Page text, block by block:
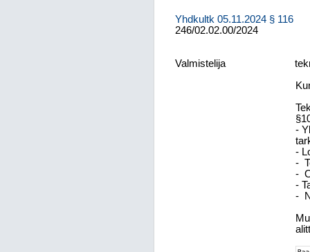
Yhdkultk 05.11.2024 § 116
246/02.02.00/2024
Valmistelija
-
-
-
-
-
-